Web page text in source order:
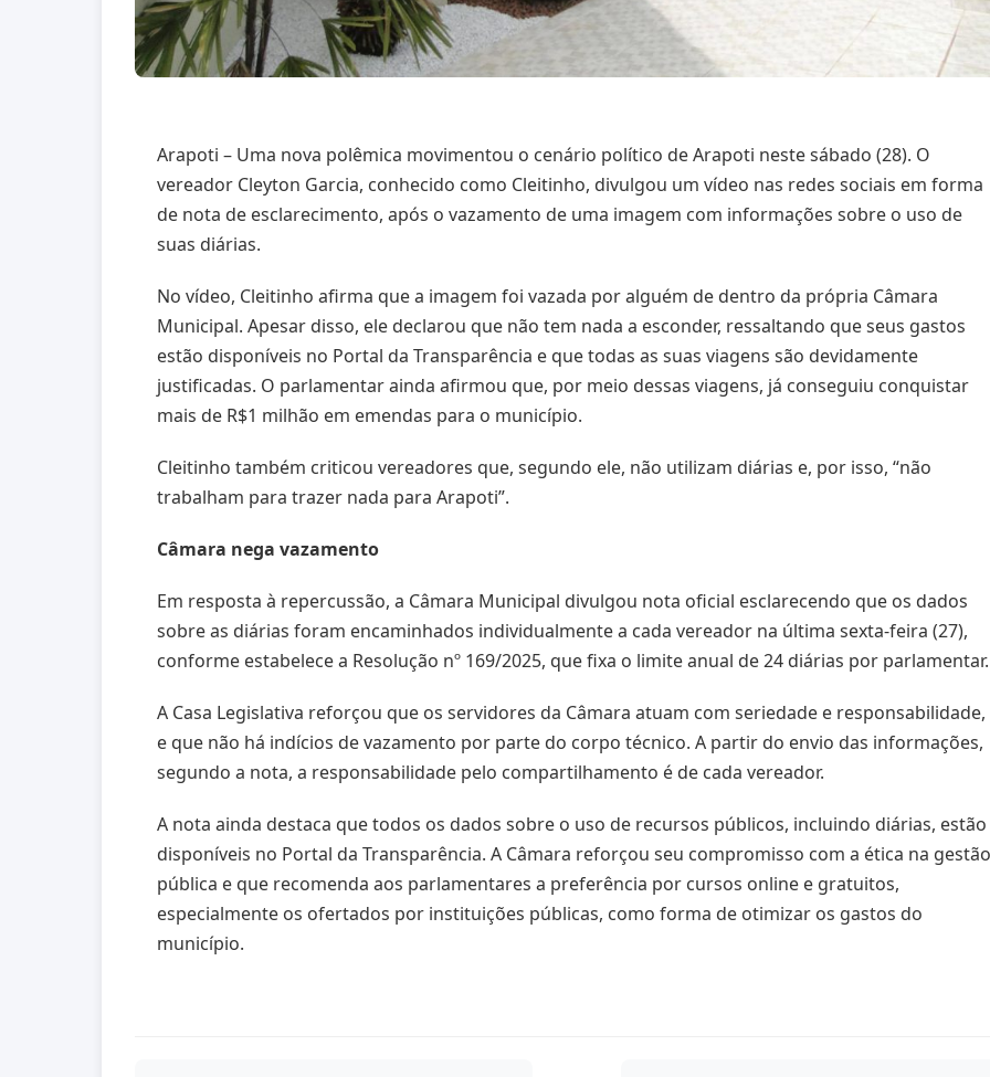
Arapoti – Uma nova polêmica movimentou o cenário político de Arapoti neste sábado (28). O
vereador Cleyton Garcia, conhecido como Cleitinho, divulgou um vídeo nas redes sociais em forma
de nota de esclarecimento, após o vazamento de uma imagem com informações sobre o uso de
suas diárias.
No vídeo, Cleitinho afirma que a imagem foi vazada por alguém de dentro da própria Câmara
Municipal. Apesar disso, ele declarou que não tem nada a esconder, ressaltando que seus gastos
estão disponíveis no Portal da Transparência e que todas as suas viagens são devidamente
justificadas. O parlamentar ainda afirmou que, por meio dessas viagens, já conseguiu conquistar
mais de R$1 milhão em emendas para o município.
Cleitinho também criticou vereadores que, segundo ele, não utilizam diárias e, por isso, “não
trabalham para trazer nada para Arapoti”.
Câmara nega vazamento
Em resposta à repercussão, a Câmara Municipal divulgou nota oficial esclarecendo que os dados
sobre as diárias foram encaminhados individualmente a cada vereador na última sexta-feira (27),
conforme estabelece a Resolução nº 169/2025, que fixa o limite anual de 24 diárias por parlamentar.
A Casa Legislativa reforçou que os servidores da Câmara atuam com seriedade e responsabilidade,
e que não há indícios de vazamento por parte do corpo técnico. A partir do envio das informações,
segundo a nota, a responsabilidade pelo compartilhamento é de cada vereador.
A nota ainda destaca que todos os dados sobre o uso de recursos públicos, incluindo diárias, estão
disponíveis no Portal da Transparência. A Câmara reforçou seu compromisso com a ética na gestão
pública e que recomenda aos parlamentares a preferência por cursos online e gratuitos,
especialmente os ofertados por instituições públicas, como forma de otimizar os gastos do
município.